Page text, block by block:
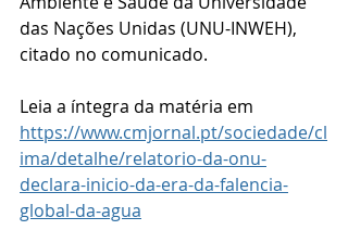
das Nações Unidas (UNU-INWEH),
citado no comunicado.
Leia a íntegra da matéria em
https://www.cmjornal.pt/sociedade/cl
ima/detalhe/relatorio-da-onu-
declara-inicio-da-era-da-falencia-
global-da-agua